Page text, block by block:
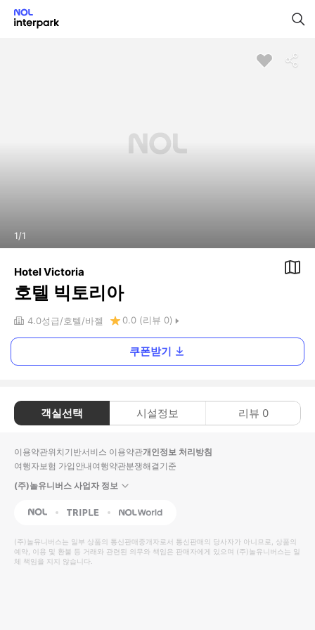
1/1
Hotel Victoria
호텔 빅토리아
4.0성급 호텔 바젤 0.0 (리뷰 0)
쿠폰받기
객실선택 시설정보 리뷰 0
이용약관위치기반서비스 이용약관개인정보 처리방침
여행자보험 가입안내여행약관분쟁해결기준
(주)놀유니버스 사업자 정보
NOL Triple Interpark Global
(주)놀유니버스는 일부 상품의 통신판매중개자로서 통신판매의 당사자가 아니므로, 상품의
예약, 이용 및 환불 등 거래와 관련된 의무와 책임은 판매자에게 있으며 (주)놀유니버스는 일
체 책임을 지지 않습니다.